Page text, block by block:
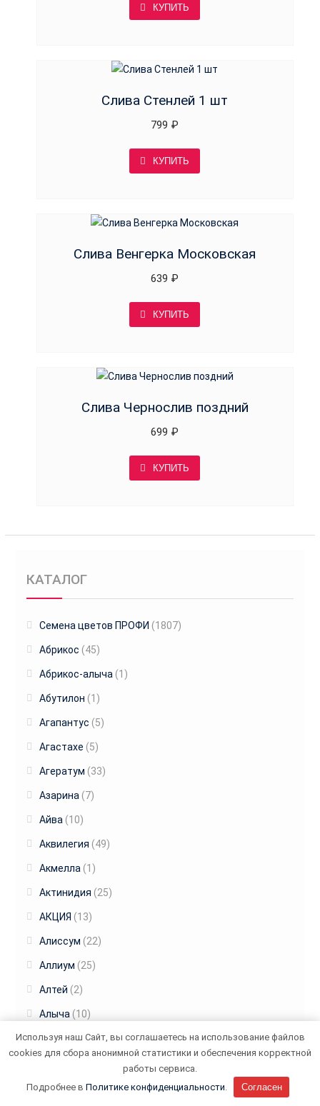
КУПИТЬ
Слива Стенлей 1 шт
799 ₽
КУПИТЬ
Слива Венгерка Московская
639 ₽
КУПИТЬ
Слива Чернослив поздний
699 ₽
КУПИТЬ
КАТАЛОГ
Cемена цветов ПРОФИ (1807)
Абрикос (45)
Абрикос-алыча (1)
Абутилон (1)
Агапантус (5)
Агастахе (5)
Агератум (33)
Азарина (7)
Айва (10)
Аквилегия (49)
Акмелла (1)
Актинидия (25)
АКЦИЯ (13)
Алиссум (22)
Аллиум (25)
Алтей (2)
Алыча (10)
Альбиция(1)
Амариллис(39)
Используя наш Сайт, вы соглашаетесь на использование файлов
cookies для сбора анонимной статистики и обеспечения корректной
работы сервиса.
Подробнее в Политике конфиденциальности Согласен